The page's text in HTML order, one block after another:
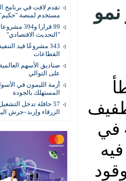
تقدم لافت في برنامج
مستخدم لمنصة
"التحديث الاقتصادي"
343 مشروعًا قيد
القطاعات
على التوالي
أزمة الليمون في
المستهلك بالجودة
57 حافلة تدخل
الزرقاء وإربد–جرش
نمو
إلى 4.2 في المائة هذا العام، من 4.4 في